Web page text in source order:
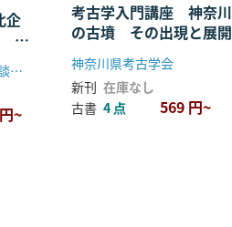
企
旧
埼玉県比企郡市考古学談話会
~
考古学入門講座 神奈川
の古墳 その出現と展開
神奈川県考古学会
新刊 在庫なし
古書 4 点 569 円~